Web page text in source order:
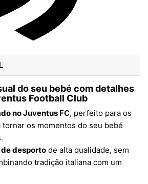
do seu bebé com detalhes
Football Club
no Juventus FC, perfeito para os
os momentos do seu bebé
desporto de alta qualidade, sem
tradição italiana com um